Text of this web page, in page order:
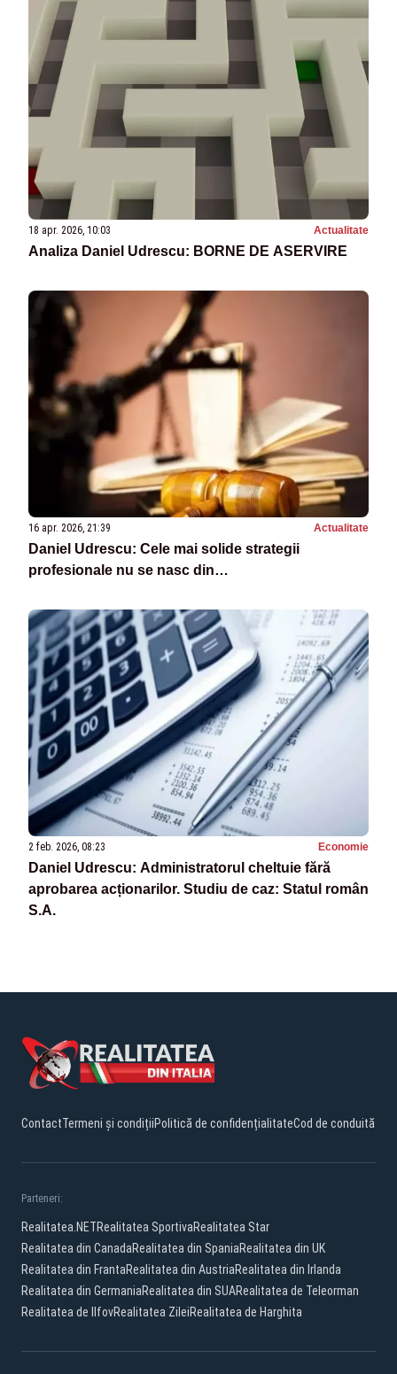
18 apr. 2026, 10:03 Actualitate
Analiza Daniel Udrescu: BORNE DE ASERVIRE
16 apr. 2026, 21:39 Actualitate
Daniel Udrescu: Cele mai solide strategii
profesionale nu se nasc din…
2 feb. 2026, 08:23 Economie
Daniel Udrescu: Administratorul cheltuie fără
aprobarea acționarilor. Studiu de caz: Statul român
S.A.
ContactTermeni și condițiiPolitică de confidențialitateCod de conduită
Parteneri:
Realitatea.NETRealitatea SportivaRealitatea Star
Realitatea din CanadaRealitatea din SpaniaRealitatea din UK
Realitatea din FrantaRealitatea din AustriaRealitatea din Irlanda
Realitatea din GermaniaRealitatea din SUARealitatea de Teleorman
Realitatea de IlfovRealitatea ZileiRealitatea de Harghita